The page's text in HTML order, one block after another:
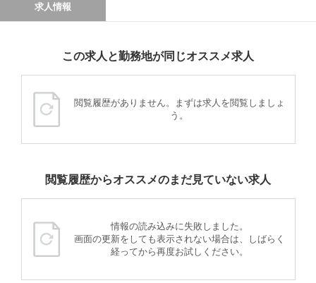
求人情報
この求人と勤務地が同じオススメ求人
閲覧履歴がありません。まずは求人を閲覧しましょ
う。
閲覧履歴からオススメのまだ見ていない求人
情報の読み込みに失敗しました。
画面の更新をしても表示されない場合は、しばらく
経ってから再度お試しください。